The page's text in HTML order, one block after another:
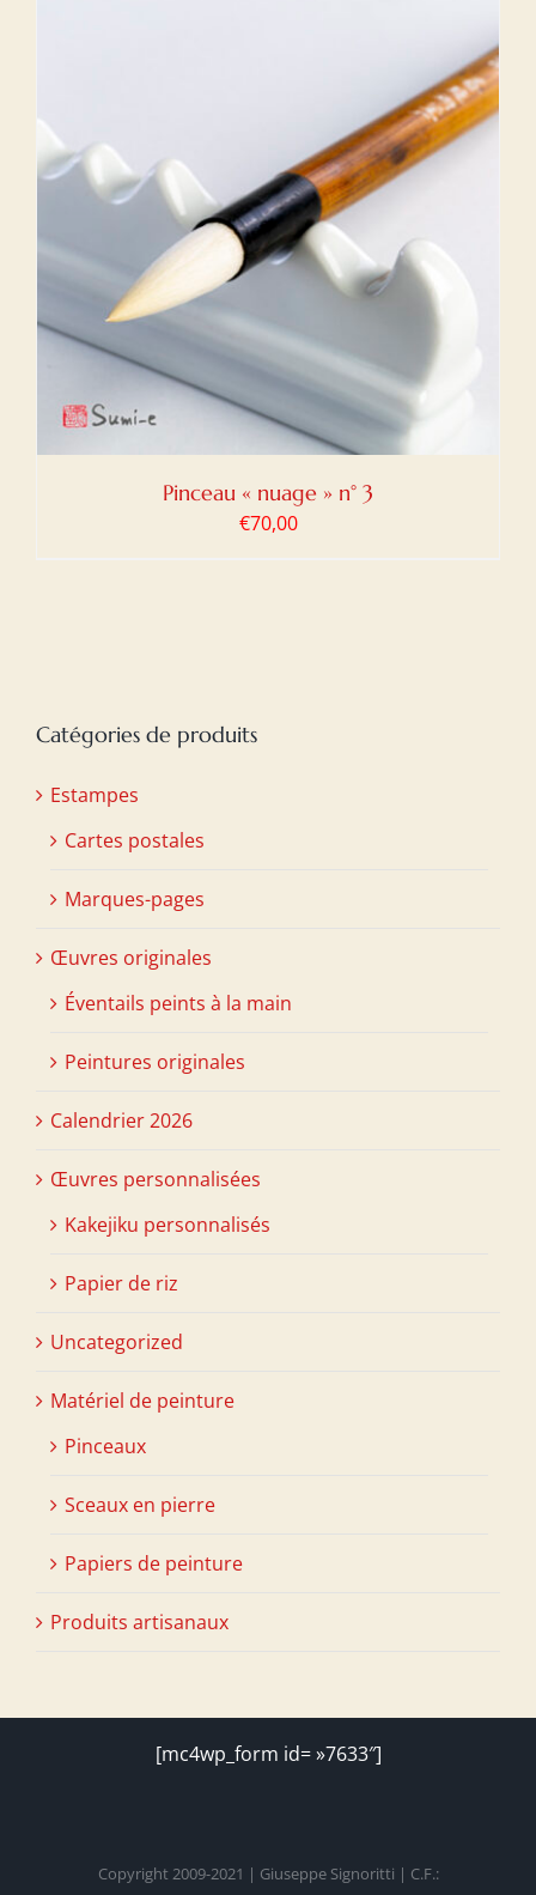
Pinceau « nuage » n° 3
€70,00
Catégories de produits
Estampes
Cartes postales
Marques-pages
Œuvres originales
Éventails peints à la main
Peintures originales
Calendrier 2026
Œuvres personnalisées
Kakejiku personnalisés
Papier de riz
Uncategorized
Matériel de peinture
Pinceaux
Sceaux en pierre
Papiers de peinture
Produits artisanaux
[mc4wp_form id= »7633″]
Copyright 2009-2021 | Giuseppe Signoritti | C.F.: